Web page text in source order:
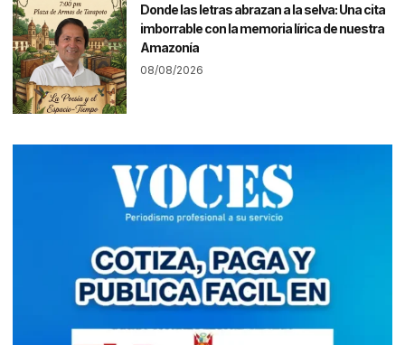
Donde las letras abrazan a la selva: Una cita
imborrable con la memoria lírica de nuestra
Amazonía
08/08/2026